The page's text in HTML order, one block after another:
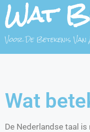
Wat
Voor De Betekenis
Wat
De Nederlandse taal